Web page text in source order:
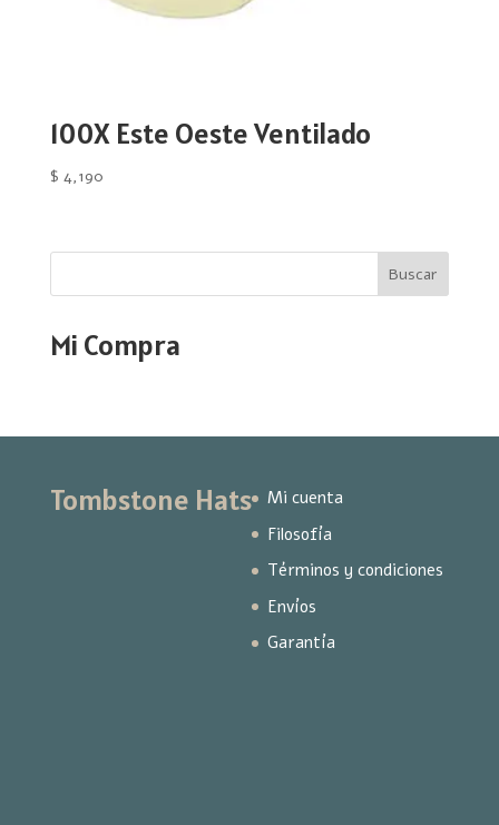
100X Este Oeste Ventilado
$ 4,190
Buscar
Mi Compra
Tombstone Hats
Mi cuenta
Filosofía
Términos y condiciones
Envíos
Garantía